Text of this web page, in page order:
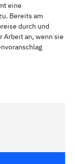
eine
Bereits am
durch und
Arbeit an, wenn sie